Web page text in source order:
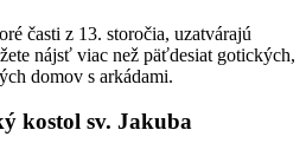
časti z 13. storočia, uzatvárajú
nájsť viac než päťdesiat gotických,
domov s arkádami.
kostol sv. Jakuba